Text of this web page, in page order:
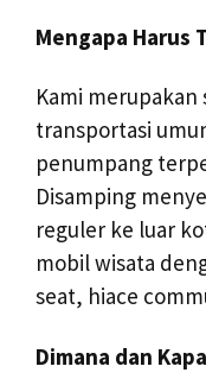
Mengapa Harus
Kami merupakan
transportasi
penumpang
Disamping
reguler ke luar
mobil wisata
seat, hiace
Dimana dan